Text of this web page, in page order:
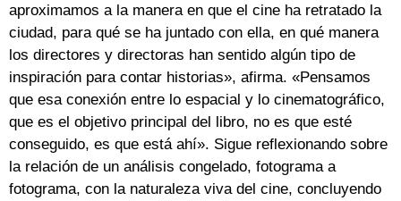
aproximamos a la manera en que el cine ha retratado la
ciudad, para qué se ha juntado con ella, en qué manera
los directores y directoras han sentido algún tipo de
inspiración para contar historias», afirma. «Pensamos
que esa conexión entre lo espacial y lo cinematográfico,
que es el objetivo principal del libro, no es que esté
conseguido, es que está ahí». Sigue reflexionando sobre
la relación de un análisis congelado, fotograma a
fotograma, con la naturaleza viva del cine, concluyendo